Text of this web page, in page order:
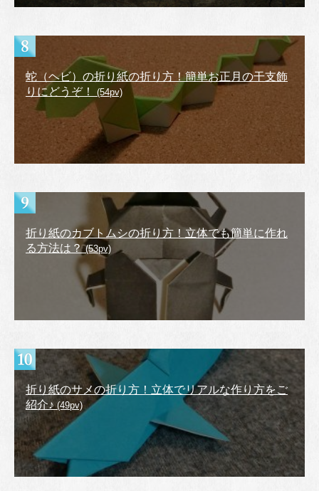
蛇（ヘビ）の折り紙の折り方！簡単お正月の干支飾
りにどうぞ！
(54pv)
折り紙のカブトムシの折り方！立体でも簡単に作れ
る方法は？(53pv)
折り紙のサメの折り方！立体でリアルな作り方をご
紹介♪(49pv)